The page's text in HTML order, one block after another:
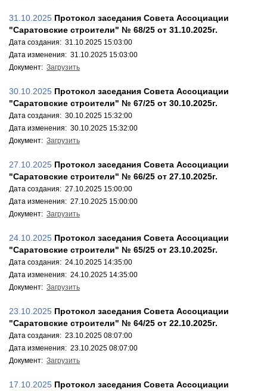
31.10.2025 Протокол заседания Совета Ассоциации
"Саратовские строители" № 68/25 от 31.10.2025г.
Дата создания: 31.10.2025 15:03:00
Дата изменения: 31.10.2025 15:03:00
Документ: Загрузить
30.10.2025 Протокол заседания Совета Ассоциации
"Саратовские строители" № 67/25 от 30.10.2025г.
Дата создания: 30.10.2025 15:32:00
Дата изменения: 30.10.2025 15:32:00
Документ: Загрузить
27.10.2025 Протокол заседания Совета Ассоциации
"Саратовские строители" № 66/25 от 27.10.2025г.
Дата создания: 27.10.2025 15:00:00
Дата изменения: 27.10.2025 15:00:00
Документ: Загрузить
24.10.2025 Протокол заседания Совета Ассоциации
"Саратовские строители" № 65/25 от 23.10.2025г.
Дата создания: 24.10.2025 14:35:00
Дата изменения: 24.10.2025 14:35:00
Документ: Загрузить
23.10.2025 Протокол заседания Совета Ассоциации
"Саратовские строители" № 64/25 от 22.10.2025г.
Дата создания: 23.10.2025 08:07:00
Дата изменения: 23.10.2025 08:07:00
Документ: Загрузить
17.10.2025 Протокол заседания Совета Ассоциации